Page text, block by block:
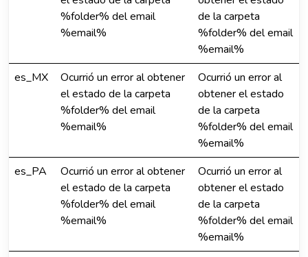
%folder% del email
%email%
de la carpeta
%folder% del email
%email%
es_MX
Ocurrió un error al obtener
el estado de la carpeta
%folder% del email
%email%
Ocurrió un error al
obtener el estado
de la carpeta
%folder% del email
%email%
es_PA
Ocurrió un error al obtener
el estado de la carpeta
%folder% del email
%email%
Ocurrió un error al
obtener el estado
de la carpeta
%folder% del email
%email%